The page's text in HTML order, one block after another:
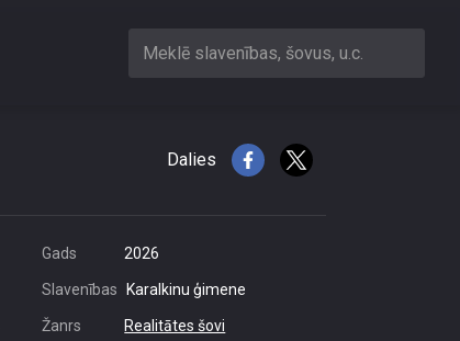
Meklē slavenības, šovus, u.c.
Dalies
Gads 2026
Slavenības Karalkinu ģimene
Žanrs Realitātes šovi